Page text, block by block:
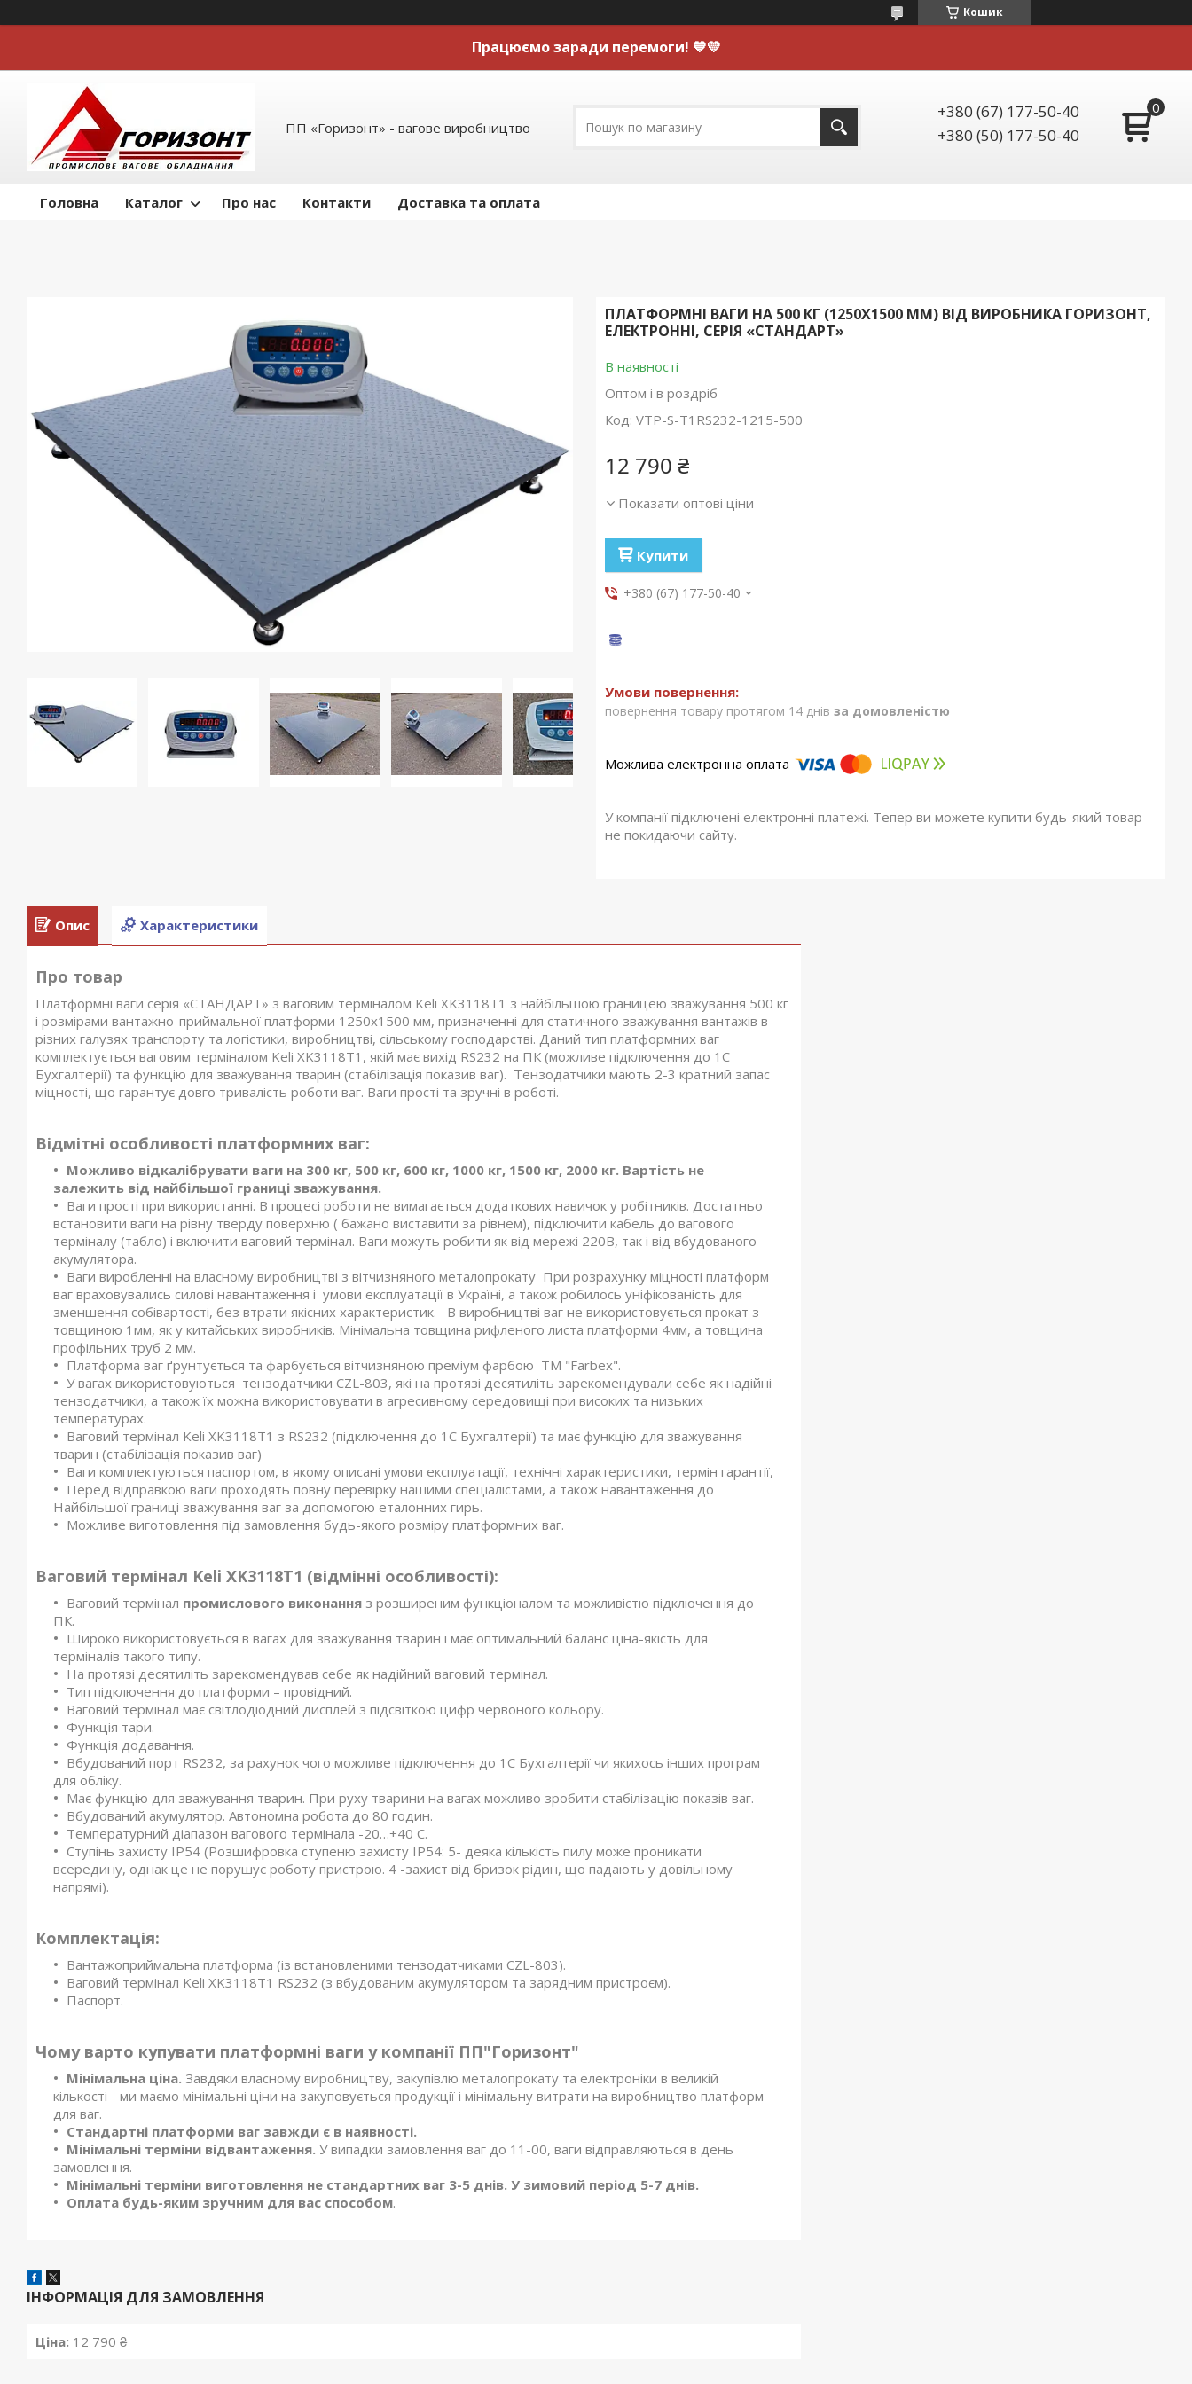
Кошик
Працюємо заради перемоги! 💙💛
ПП «Горизонт» - вагове виробництво
+380 (67) 177-50-40
+380 (50) 177-50-40
Головна Каталог Про нас Контакти Доставка та оплата
ПЛАТФОРМНІ ВАГИ НА 500 КГ (1250Х1500 ММ) ВІД ВИРОБНИКА ГОРИЗОНТ,
ЕЛЕКТРОННІ, СЕРІЯ «СТАНДАРТ»
В наявності
Оптом і в роздріб
Код: VTP-S-Т1RS232-1215-500
12 790 ₴
Показати оптові ціни
Купити
+380 (67) 177-50-40
повернення товару протягом 14 днів за домовленістю
У компанії підключені електронні платежі. Тепер ви можете купити будь-який товар
не покидаючи сайту.
Опис Характеристики
Про товар
Платформні ваги серія «СТАНДАРТ» з ваговим терміналом Keli XK3118T1 з найбільшою границею зважування 500 кг
і розмірами вантажно-приймальної платформи 1250х1500 мм, призначенні для статичного зважування вантажів в
різних галузях транспорту та логістики, виробництві, сільському господарстві. Даний тип платформних ваг
комплектується ваговим терміналом Keli XK3118T1, якій має вихід RS232 на ПК (можливе підключення до 1С
Бухгалтерії) та функцію для зважування тварин (стабілізація показив ваг). Тензодатчики мають 2-3 кратний запас
міцності, що гарантує довго тривалість роботи ваг. Ваги прості та зручні в роботі.
Відмітні особливості платформних ваг:
Можливо відкалібрувати ваги на 300 кг, 500 кг, 600 кг, 1000 кг, 1500 кг, 2000 кг. Вартість не
залежить від найбільшої границі зважування.
Ваги прості при використанні. В процесі роботи не вимагається додаткових навичок у робітників. Достатньо
встановити ваги на рівну тверду поверхню ( бажано виставити за рівнем), підключити кабель до вагового
терміналу (табло) і включити ваговий термінал. Ваги можуть робити як від мережі 220В, так і від вбудованого
акумулятора.
Ваги виробленні на власному виробництві з вітчизняного металопрокату При розрахунку міцності платформ
ваг враховувались силові навантаження і умови експлуатації в Україні, а також робилось уніфікованість для
зменшення собівартості, без втрати якісних характеристик. В виробництві ваг не використовується прокат з
товщиною 1мм, як у китайських виробників. Мінімальна товщина рифленого листа платформи 4мм, а товщина
профільних труб 2 мм.
Платформа ваг ґрунтується та фарбується вітчизняною преміум фарбою ТМ "Farbex".
У вагах використовуються тензодатчики CZL-803, які на протязі десятиліть зарекомендували себе як надійні
тензодатчики, а також їх можна використовувати в агресивному середовищі при високих та низьких
температурах.
Ваговий термінал Keli XK3118T1 з RS232 (підключення до 1С Бухгалтерії) та має функцію для зважування
тварин (стабілізація показив ваг)
Ваги комплектуються паспортом, в якому описані умови експлуатації, технічні характеристики, термін гарантії,
Перед відправкою ваги проходять повну перевірку нашими спеціалістами, а також навантаження до
Найбільшої границі зважування ваг за допомогою еталонних гирь.
Можливе виготовлення під замовлення будь-якого розміру платформних ваг.
Ваговий термінал Keli XK3118T1 (відмінні особливості):
Ваговий термінал промислового виконання з розширеним функціоналом та можливістю підключення до
ПК.
Широко використовується в вагах для зважування тварин і має оптимальний баланс ціна-якість для
терміналів такого типу.
На протязі десятиліть зарекомендував себе як надійний ваговий термінал.
Тип підключення до платформи – провідний.
Ваговий термінал має світлодіодний дисплей з підсвіткою цифр червоного кольору.
Функція тари.
Функція додавання.
Вбудований порт RS232, за рахунок чого можливе підключення до 1С Бухгалтерії чи якихось інших програм
для обліку.
Має функцію для зважування тварин. При руху тварини на вагах можливо зробити стабілізацію показів ваг.
Вбудований акумулятор. Автономна робота до 80 годин.
Температурний діапазон вагового термінала -20…+40 С.
Ступінь захисту IP54 (Розшифровка ступеню захисту IP54: 5- деяка кількість пилу може проникати
всередину, однак це не порушує роботу пристрою. 4 -захист від бризок рідин, що падають у довільному
напрямі).
Комплектація:
Вантажоприймальна платформа (із встановленими тензодатчиками CZL-803).
Ваговий термінал Keli XK3118Т1 RS232 (з вбудованим акумулятором та зарядним пристроєм).
Паспорт.
Чому варто купувати платформні ваги у компанії ПП"Горизонт"
Мінімальна ціна. Завдяки власному виробництву, закупівлю металопрокату та електроніки в великій
кількості - ми маємо мінімальні ціни на закуповується продукції і мінімальну витрати на виробництво платформ
для ваг.
Стандартні платформи ваг завжди є в наявності.
Мінімальні терміни відвантаження. У випадки замовлення ваг до 11-00, ваги відправляються в день
замовлення.
Мінімальні терміни виготовлення не стандартних ваг 3-5 днів. У зимовий період 5-7 днів.
Оплата будь-яким зручним для вас способом.
ІНФОРМАЦІЯ ДЛЯ ЗАМОВЛЕННЯ
Ціна: 12 790 ₴